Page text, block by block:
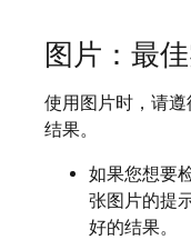
图片：最
使用图片时，请
结果。
如果您想要
张图片的提
好的结果。